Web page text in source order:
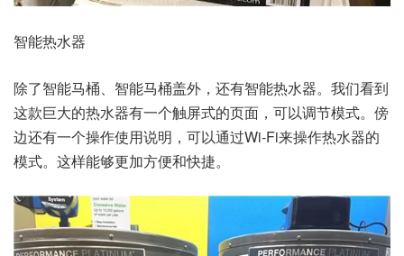
智能热水器
除了智能马桶、智能马桶盖外，还有智能热水器。我们看到
这款巨大的热水器有一个触屏式的页面，可以调节模式。傍
边还有一个操作使用说明，可以通过Wi-Fi来操作热水器的
模式。这样能够更加方便和快捷。